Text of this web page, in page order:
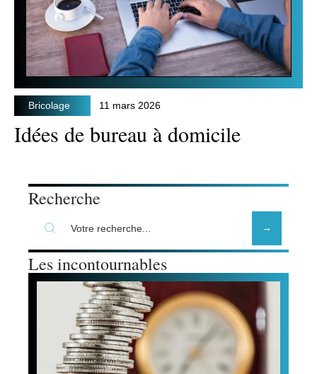
Bricolage 11 mars 2026
Idées de bureau à domicile
Recherche
Les incontournables